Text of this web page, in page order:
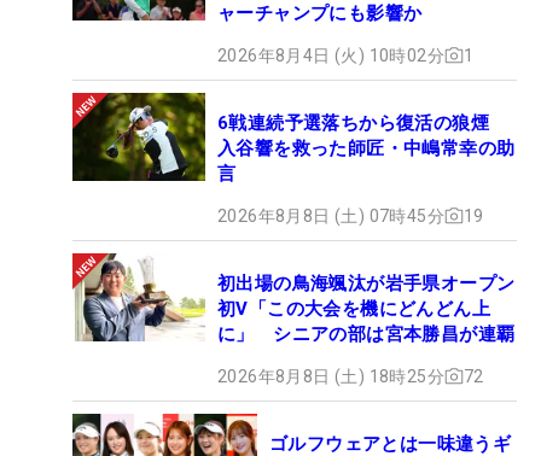
9位T：ナタリー・ガルビス(-1)
ニコル・カストラル(-1)
ャーチャンプにも影響か
2026年8月4日 (火) 10時02分 1
6戦連続予選落ちから復活の狼煙
入谷響を救った師匠・中嶋常幸の助
言
2026年8月8日 (土) 07時45分 19
初出場の鳥海颯汰が岩手県オープン
初V「この大会を機にどんどん上
に」 シニアの部は宮本勝昌が連覇
2026年8月8日 (土) 18時25分 72
ゴルフウェアとは一味違うギ